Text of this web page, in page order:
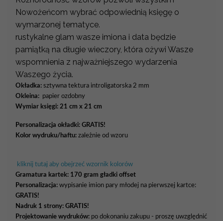
Nowożeńcom wybrać odpowiednią księgę o
wymarzonej tematyce.
rustykalne glam wasze imiona i data będzie
pamiątką na długie wieczory, która ożywi Wasze
wspomnienia z najważniejszego wydarzenia
Waszego życia.
Okładka: sztywna tektura introligatorska 2 mm
Okleina: papier ozdobny
Wymiar księgi: 21 cm x 21 cm
Personalizacja okładki: GRATIS!
Kolor wydruku/haftu: zależnie od wzoru
kliknij tutaj aby obejrzeć wzornik kolorów
Gramatura kartek: 170 gram gładki offset
Personalizacja: wypisanie imion pary młodej na pierwszej kartce:
GRATIS!
Nadruk 1 strony: GRATIS!
Projektowanie wydruków: po dokonaniu zakupu - proszę uwzględnić